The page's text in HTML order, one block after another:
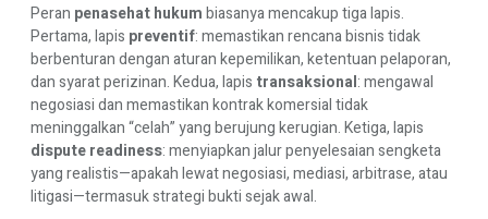
Peran penasehat hukumbiasanya mencakup tiga lapis.
Pertama, lapis preventif: memastikan rencana bisnis tidak
berbenturan dengan aturan kepemilikan, ketentuan pelaporan,
dan syarat perizinan. Kedua, lapis transaksional: mengawal
negosiasi dan memastikan kontrak komersial tidak
meninggalkan “celah” yang berujung kerugian. Ketiga, lapis
dispute readiness: menyiapkan jalur penyelesaian sengketa
yang realistis—apakah lewat negosiasi, mediasi, arbitrase, atau
litigasi—termasuk strategi bukti sejak awal.